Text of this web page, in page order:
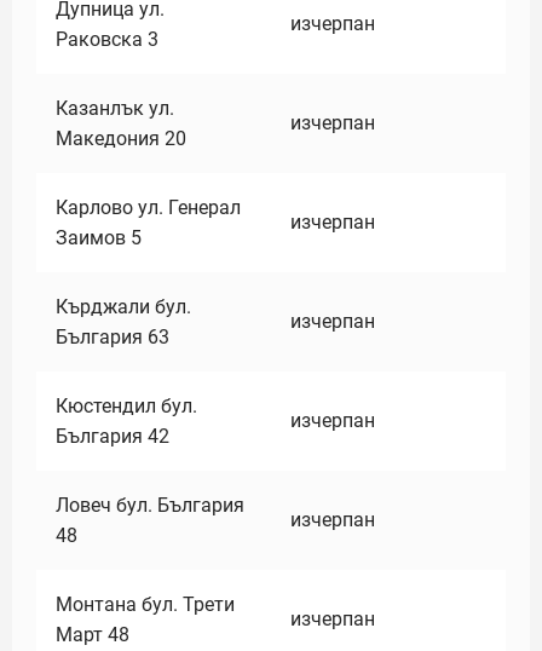
Дупница ул.
Раковска 3
изчерпан
Казанлък ул.
Македония 20
изчерпан
Карлово ул. Генерал
Заимов 5
изчерпан
Кърджали бул.
България 63
изчерпан
Кюстендил бул.
България 42
изчерпан
Ловеч бул. България
48
изчерпан
Монтана бул. Трети
Март 48
изчерпан